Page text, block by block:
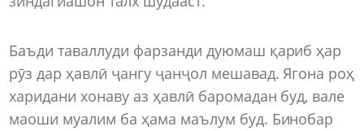
Баъди таваллуди фарзанди дуюмаш қариб ҳар
рӯз дар ҳавлӣ ҷангу ҷанҷол мешавад. Ягона роҳ
харидани хонаву аз ҳавлӣ баромадан буд, вале
маоши муалим ба ҳама маълум буд. Бинобар